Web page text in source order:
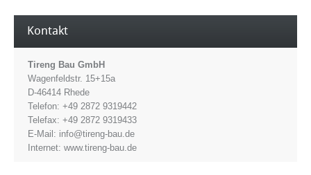
Kontakt
Tireng Bau GmbH
Wagenfeldstr. 15+15a
D-46414 Rhede
Telefon: +49 2872 9319442
Telefax: +49 2872 9319433
E-Mail: info@tireng-bau.de
Internet: www.tireng-bau.de